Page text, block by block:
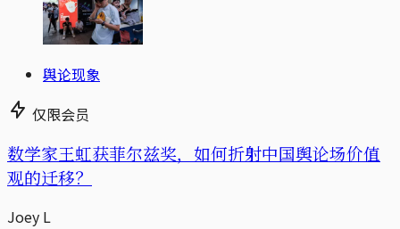
舆论现象
仅限会员
数学家王虹获菲尔兹奖，如何折射中国舆论场价值
观的迁移？
Joey L